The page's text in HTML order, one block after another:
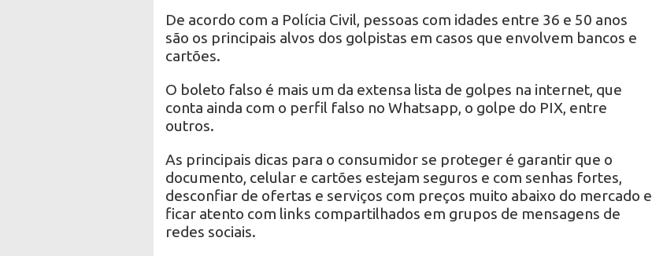
De acordo com a Polícia Civil, pessoas com idades entre 36 e 50 anos
são os principais alvos dos golpistas em casos que envolvem bancos e
cartões.
O boleto falso é mais um da extensa lista de golpes na internet, que
conta ainda com o perfil falso no Whatsapp, o golpe do PIX, entre
outros.
As principais dicas para o consumidor se proteger é garantir que o
documento, celular e cartões estejam seguros e com senhas fortes,
desconfiar de ofertas e serviços com preços muito abaixo do mercado e
ficar atento com links compartilhados em grupos de mensagens de
redes sociais.